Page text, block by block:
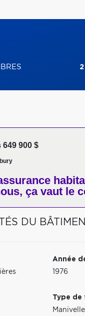
2
649 900 $
ça vaut le
DU
Année
1976
Type